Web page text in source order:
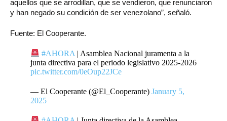
aquellos que se arrodillan, que se vendieron, que renunciaron
y han negado su condición de ser venezolano”, señaló.
Fuente: El Cooperante.
#AHORA | Asamblea Nacional juramenta a la
junta directiva para el periodo legislativo 2025-2026
pic.twitter.com/0eOup22JCe
— El Cooperante (@El_Cooperante) January 5,
2025